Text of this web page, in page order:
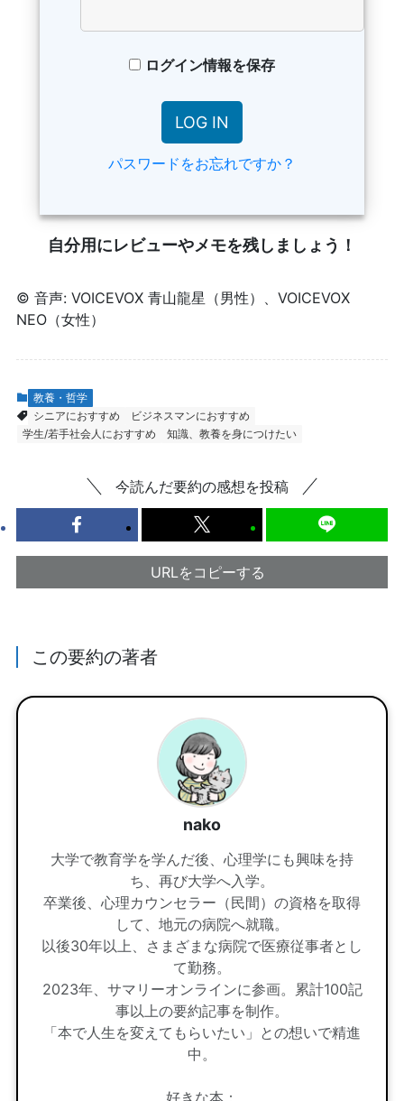
ログイン情報を保存
パスワードをお忘れですか？
自分用にレビューやメモを残しましょう！
© 音声: VOICEVOX 青山龍星（男性）、VOICEVOX
NEO（女性）
教養・哲学
シニアにおすすめ
ビジネスマンにおすすめ
学生/若手社会人におすすめ
知識、教養を身につけたい
今読んだ要約の感想を投稿
URLをコピーする
この要約の著者
nako
大学で教育学を学んだ後、心理学にも興味を持
ち、再び大学へ入学。
卒業後、心理カウンセラー（民間）の資格を取得
して、地元の病院へ就職。
以後30年以上、さまざまな病院で医療従事者とし
て勤務。
2023年、サマリーオンラインに参画。累計100記
事以上の要約記事を制作。
「本で人生を変えてもらいたい」との想いで精進
中。